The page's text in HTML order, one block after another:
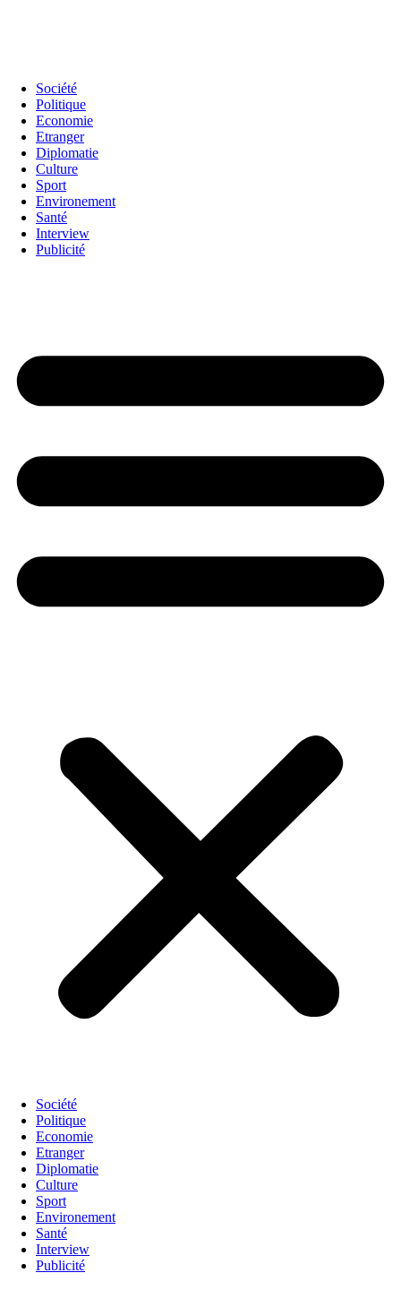
Société
Politique
Economie
Etranger
Diplomatie
Culture
Sport
Environement
Santé
Interview
Publicité
Société
Politique
Economie
Etranger
Diplomatie
Culture
Sport
Environement
Santé
Interview
Publicité